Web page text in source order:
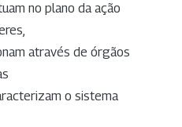
no plano da ação
através de órgãos
o sistema